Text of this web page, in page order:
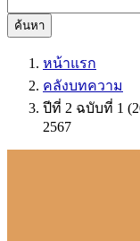
ค้นหา
หน้าแรก
คลังบทความ
ปีที่ 2 ฉบับที่ 1
2567